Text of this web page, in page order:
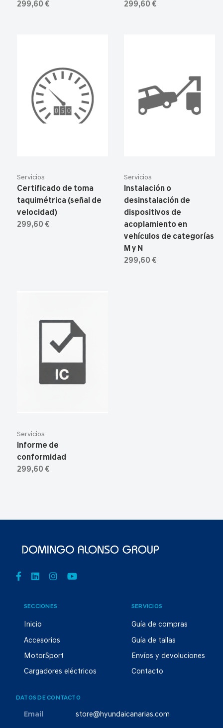
299,60 €
299,60 €
Servicios
Certificado de toma
taquimétrica (señal de
velocidad)
299,60 €
Servicios
Instalación o
desinstalación de
dispositivos de
acoplamiento en
vehículos de categorías
M y N
299,60 €
Servicios
Informe de
conformidad
299,60 €
SECCIONES
Inicio
Accesorios
MotorSport
Cargadores eléctricos
SERVICIOS
Guía de compras
Guía de tallas
Envíos y devoluciones
Contacto
DATOS DE CONTACTO
Email store@hyundaicanarias.com